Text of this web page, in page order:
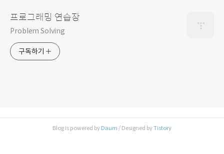
프로그래밍 연습장
Problem Solving
구독하기
Blog is powered by Daum / Designed byTistory